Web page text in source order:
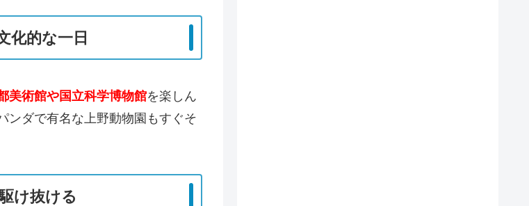
化的な一日
美術館や国立科学博物館を楽しん
ンダで有名な上野動物園もすぐそ
け抜ける